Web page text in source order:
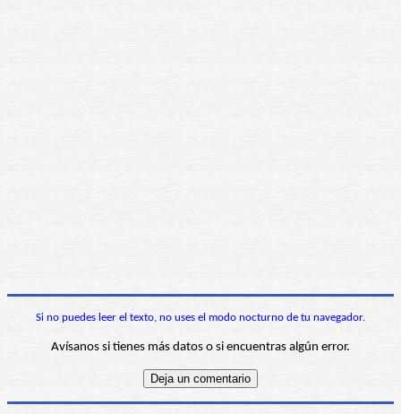
Si no puedes leer el texto, no uses el modo nocturno de tu navegador.
Avísanos si tienes más datos o si encuentras algún error.